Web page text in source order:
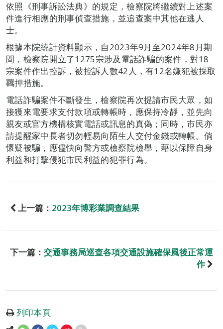
依照《刑事訴訟法典》的規定，檢察院將繼續對上述案
件進行相應的刑事偵查措施，並追查案中其他在逃人
士。
根據本院統計資料顯示，自2023年9月至2024年8月期
間，檢察院開立了1275宗涉及電話詐騙的案件，對18
宗案件作出控訴，被控訴人數42人，有12名嫌犯被採取
羈押措施。
電話詐騙案件不斷發生，檢察院再次提請市民大眾，如
接獲來電要求支付款項或轉帳時，應保持冷靜，並先向
親友或官方機構核實電話或訊息的真偽；同時，市民亦
請提醒家中長者切勿輕易向陌生人交付金錢或轉帳。倘
懷疑被騙，應儘快向警方或檢察院檢舉，藉以保障自身
利益和打擊侵犯市民利益的犯罪行為。
上一篇： 2023年博彩業調查結果
下一篇： 交通事務局巡查各項交通設施確保風後正常運
作
列印本頁